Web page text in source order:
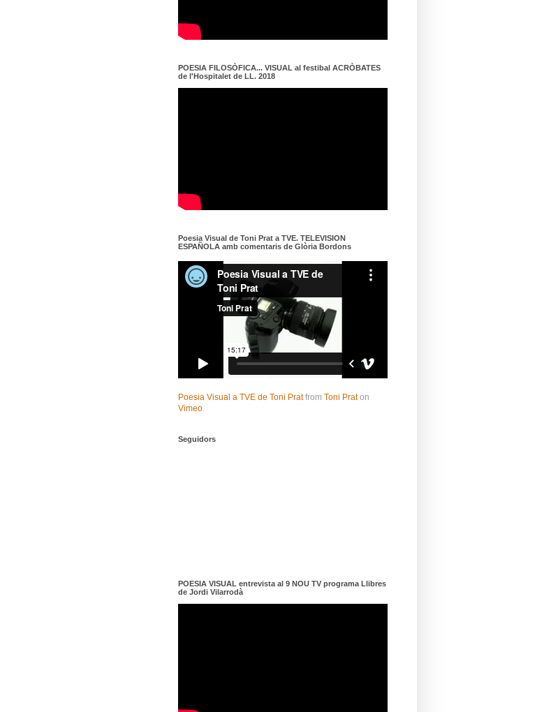
POESIA FILOSÒFICA... VISUAL al festibal ACRÒBATES
de l'Hospitalet de LL. 2018
Poesia Visual de Toni Prat a TVE. TELEVISION
ESPAÑOLA amb comentaris de Glòria Bordons
Poesia Visual a TVE de Toni Pratfrom Toni Praton
Vimeo.
Seguidors
POESIA VISUAL entrevista al 9 NOU TV programa Llibres
de Jordi Vilarrodà